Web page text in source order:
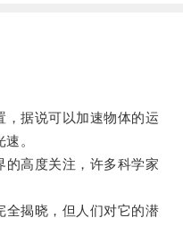
据说可以加速物体的运
。
高度关注，许多科学家
揭晓，但人们对它的潜